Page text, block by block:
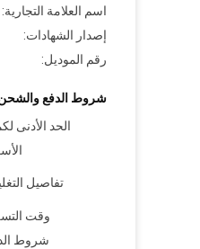
اسم العلامة التجارية:
إصدار الشهادات:
رقم الموديل:
شروط الدفع
الحد الأدنى
تفاصيل
وقت
شروط